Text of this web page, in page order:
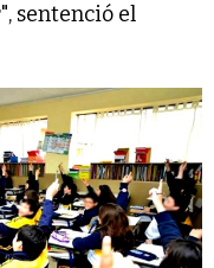
sentenció el